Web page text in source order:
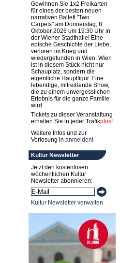
Gewinnen Sie 1x2 Freikarten
für eines der besten neuen
narrativen Ballett "Two
Carpets" am Donnerstag, 8.
Oktober 2026 um 19:30 Uhr in
der Wiener Stadthalle! Eine
epische Geschichte der Liebe,
verloren im Krieg und
wiedergefunden in Wien. Wien
ist in diesem Stück nicht nur
Schauplatz, sondern die
eigentliche Hauptfigur. Eine
lebendige, mitreißende Show,
die zu einem unvergesslichen
Erlebnis für die ganze Familie
wird.
Tickets zu dieser Veranstaltung
erhalten Sie in jeder Trafikplus!
Weitere Infos und zur
Verlosung in anmelden!
Kultur Newsletter
Jetzt den kostenlosen
wöchentlichen Kultur
Newsletter abonnieren:
Kultur Newsletter verwalten